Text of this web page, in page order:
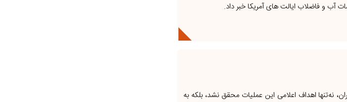
آب و فاضلاب ایالت های آمریکا خبر داد.
نه‌تنها اهداف اعلامی این عملیات محقق نشد، بلکه به